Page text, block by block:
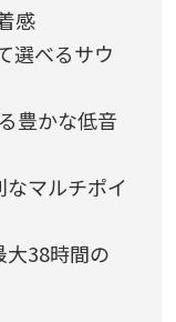
感
選べるサウ
豊かな低音
マルチポイ
大38時間の